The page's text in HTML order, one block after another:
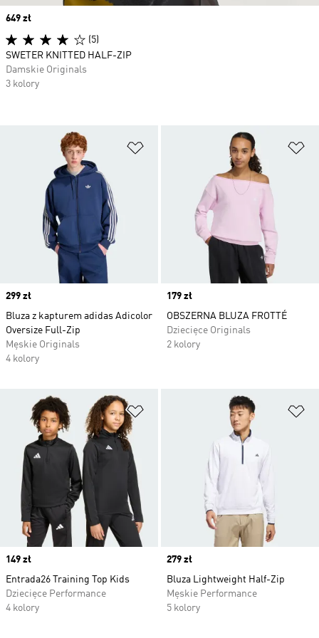
Dodaj do listy życzeń
Price
299 zł
Bluza z kapturem adidas Adicolor
Oversize Full-Zip
Męskie Originals
4 kolory
Price
179 zł
OBSZERNA BLUZA FROTTÉ
Dziecięce Originals
2 kolory
Dodaj do listy życzeń
Price
149 zł
Entrada26 Training Top Kids
Dziecięce Performance
4 kolory
Price
279 zł
Bluza Lightweight Half-Zip
Męskie Performance
5 kolory
Price
649 zł
(5)
SWETER KNITTED HALF-ZIP
Damskie Originals
3 kolory